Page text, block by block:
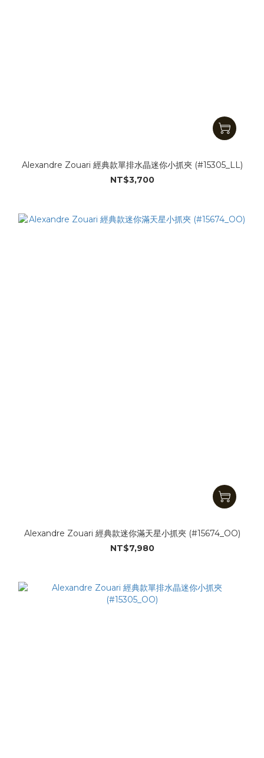
Alexandre Zouari 經典款單排水晶迷你小抓夾 (#15305_LL)
NT$3,700
Alexandre Zouari 經典款迷你滿天星小抓夾 (#15674_OO)
NT$7,980